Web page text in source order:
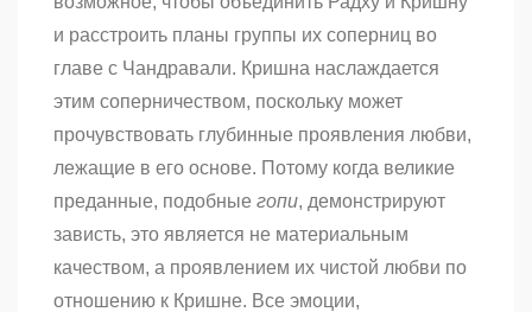
и расстроить планы группы их соперниц во
главе с Чандравали. Кришна наслаждается
этим соперничеством, поскольку может
прочувствовать глубинные проявления любви,
лежащие в его основе. Потому когда великие
преданные, подобные гопи, демонстрируют
зависть, это является не материальным
качеством, а проявлением их чистой любви по
отношению к Кришне. Все эмоции,